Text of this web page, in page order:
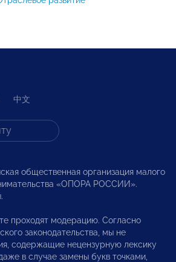
中文
общественная организация малого
«ОПОРА РОССИИ».
проходят модерацию. Согласно
законодательства, мы не
содержащие нецензурную лексику
в случае замены букв точками,